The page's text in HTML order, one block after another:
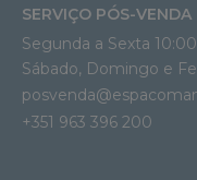
SERVIÇO PÓS-VENDA
Segunda a Sexta 10:00
Sábado, Domingo e
+351 963 396 200